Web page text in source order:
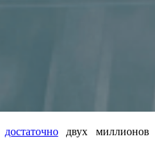
достаточнодвух миллионов